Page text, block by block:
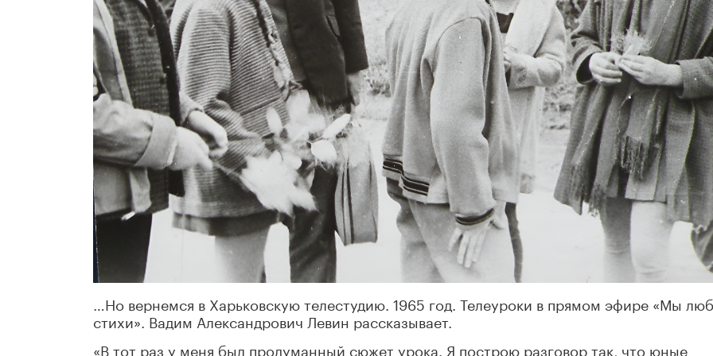
…Но вернемся в Харьковскую телестудию. 1965 год. Телеуроки в прямом эфире «Мы
стихи». Вадим Александрович Левин рассказывает.
«В тот раз у меня был продуманный сюжет урока. Я построю разговор так, что юные